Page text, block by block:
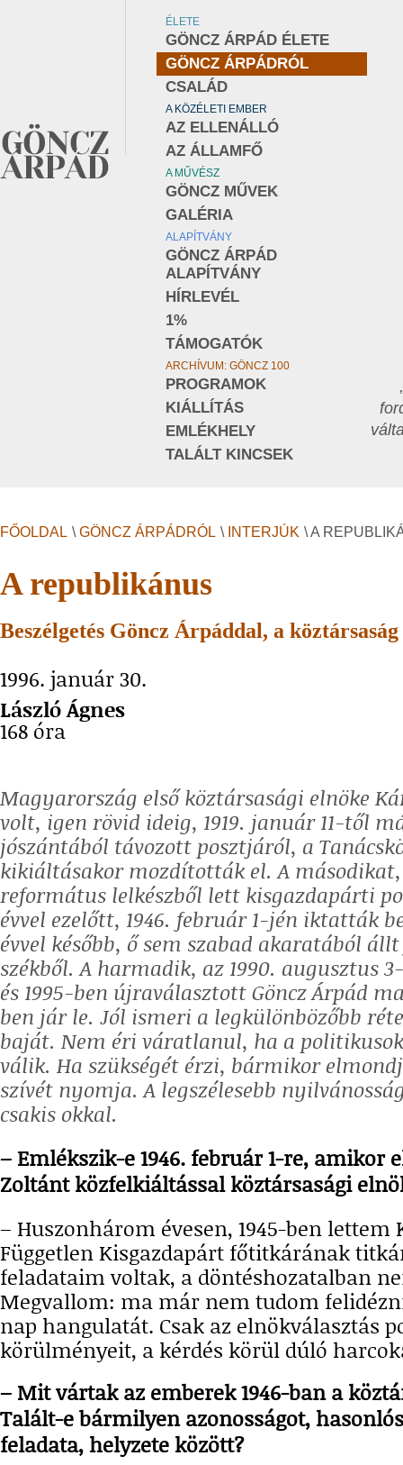
ÉLETE
GÖNCZ ÁRPÁD ÉLETE
GÖNCZ ÁRPÁDRÓL
CSALÁD
A KÖZÉLETI EMBER
AZ ELLENÁLLÓ
AZ ÁLLAMFŐ
A MŰVÉSZ
GÖNCZ MŰVEK
GALÉRIA
ALAPÍTVÁNY
GÖNCZ ÁRPÁD
ALAPÍTVÁNY
HÍRLEVÉL
1%
TÁMOGATÓK
ARCHÍVUM: GÖNCZ 100
PROGRAMOK
KIÁLLÍTÁS
EMLÉKHELY
TALÁLT KINCSEK
FŐOLDAL \ GÖNCZ ÁRPÁDRÓL \ INTERJÚK \ A
A republikánus
Beszélgetés Göncz Árpáddal, a
1996. január 30.
László Ágnes
168 óra
Magyarország első köztársasági elnöke
volt, igen rövid ideig, 1919. január 11-től
jószántából távozott posztjáról, a
kikiáltásakor mozdították el. A
református lelkészből lett kisgazdapárti
évvel ezelőtt, 1946. február 1-jén iktatták
évvel később, ő sem szabad akaratából
székből. A harmadik, az 1990. augusztus
és 1995-ben újraválasztott Göncz Árpád
ben jár le. Jól ismeri a legkülönbözőbb
baját. Nem éri váratlanul, ha a
válik. Ha szükségét érzi, bármikor
szívét nyomja. A legszélesebb
csakis okkal.
– Emlékszik-e 1946. február 1-re, amikor
Zoltánt közfelkiáltással köztársasági
– Huszonhárom évesen, 1945-ben lettem
Független Kisgazdapárt főtitkárának
feladataim voltak, a döntéshozatalban
Megvallom: ma már nem tudom
nap hangulatát. Csak az elnökválasztás
körülményeit, a kérdés körül dúló
– Mit vártak az emberek 1946-ban a
Talált-e bármilyen azonosságot,
feladata, helyzete között?